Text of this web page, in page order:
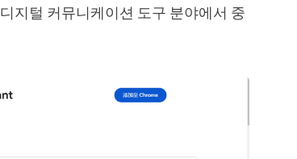
지털 커뮤니케이션 도구 분야에서 중